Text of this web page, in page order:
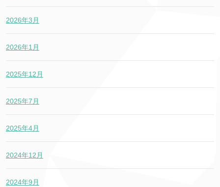
2026年3月
2026年1月
2025年12月
2025年7月
2025年4月
2024年12月
2024年9月